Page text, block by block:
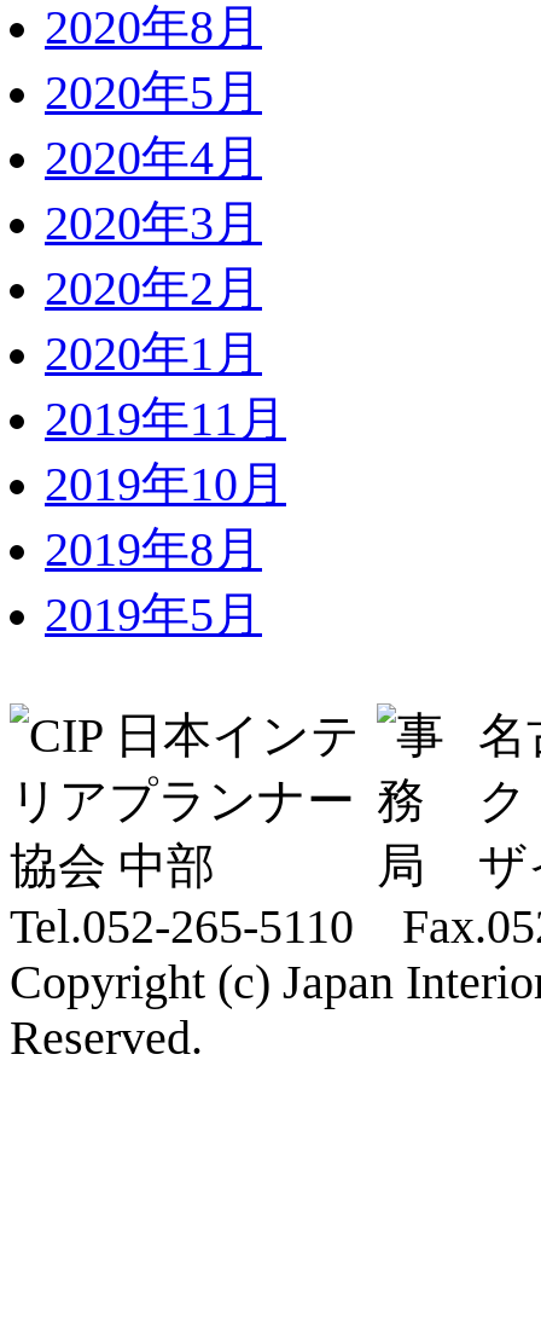
2020年8月
2020年5月
2020年4月
2020年3月
2020年2月
2020年1月
2019年11月
2019年10月
2019年8月
2019年5月
名
ザ
Tel.052-265-5110
Copyright (c) Japan
Reserved.